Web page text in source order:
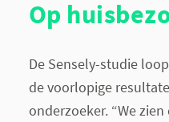
Op
De Sensely-studie
de voorlopige
onderzoeker. “We